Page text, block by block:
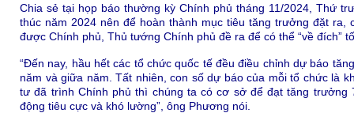
Chia sẻ tại họp báo thường kỳ Chính phủ tháng 11/2024, Thứ
thúc năm 2024 nên để hoàn thành mục tiêu tăng trưởng đặt
được Chính phủ, Thủ tướng Chính phủ đề ra để có thể “về đích”
“Đến nay, hầu hết các tổ chức quốc tế đều điều chỉnh dự báo
năm và giữa năm. Tất nhiên, con số dự báo của mỗi tổ chức là
tư đã trình Chính phủ thì chúng ta có cơ sở để đạt tăng trưởng
động tiêu cực và khó lường”, ông Phương nói.